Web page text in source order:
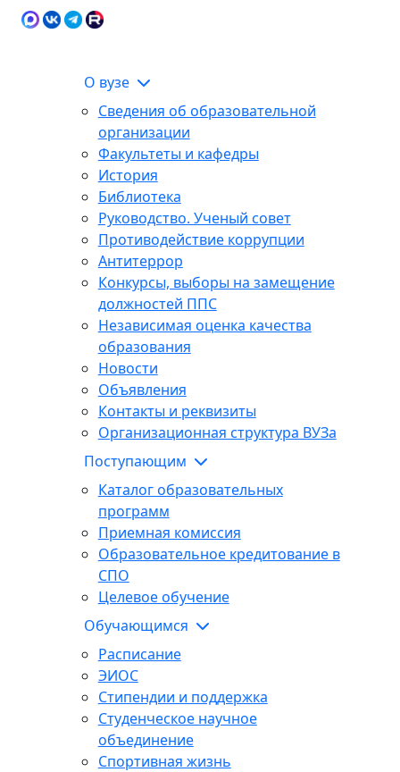
О вузе
Сведения об образовательной
организации
Факультеты и кафедры
История
Библиотека
Руководство. Ученый совет
Противодействие коррупции
Антитеррор
Конкурсы, выборы на замещение
должностей ППС
Независимая оценка качества
образования
Новости
Объявления
Контакты и реквизиты
Организационная структура ВУЗа
Поступающим
Каталог образовательных
программ
Приемная комиссия
Образовательное кредитование в
СПО
Целевое обучение
Обучающимся
Расписание
ЭИОС
Стипендии и поддержка
Студенческое научное
объединение
Спортивная жизнь